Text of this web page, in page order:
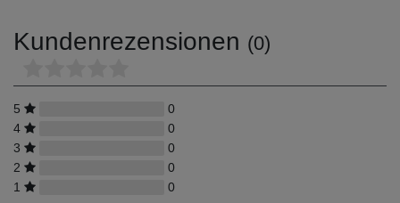
Kundenrezensionen (0)
5
0
4
0
3
0
2
0
1
0